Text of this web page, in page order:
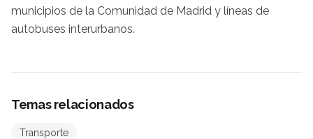
municipios de la Comunidad de Madrid y líneas de
autobuses interurbanos.
Temas relacionados
Transporte